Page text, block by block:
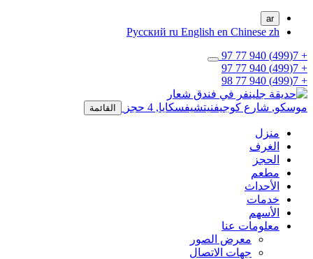
ar
Русский ru English en Chinese zh
+ 7(499) 940 77 97
+ 7(499) 940 77 97
+ 7(499) 940 77 98
موسكو, شارع كوجيفنيتشيفسكايا, 4 حجز القائمة
منزل
الغرف
الحجز
مطعم
الأحداث
خدمات
الأسهم
معلومات عنا
معرض الصور
جهات الاتصال